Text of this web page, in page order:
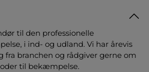
til den professionelle
i ind- og udland. Vi har årevis
fra branchen og rådgiver gerne om
til bekæmpelse.